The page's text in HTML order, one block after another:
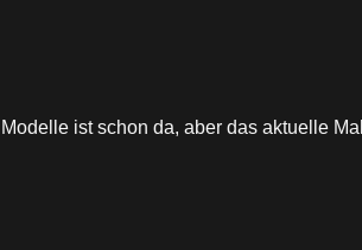
ist schon da, aber das aktuelle